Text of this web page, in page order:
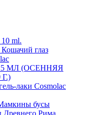
10 ml.
Кошачий глаз
7.5 МЛ (ОСЕННЯЯ
лаки Cosmolac
бусы
Древнего Рима